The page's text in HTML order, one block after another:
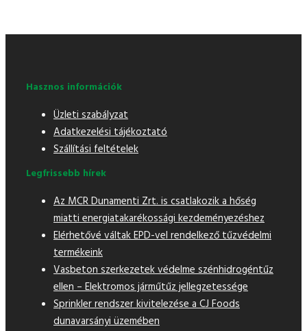
Hasznos információk
Üzleti szabályzat
Adatkezelési tájékoztató
Szállítási feltételek
Legfrissebb hírek
Az MCR Dunamenti Zrt. is csatlakozik a hőség
miatti energiatakarékossági kezdeményezéshez
Elérhetővé váltak EPD-vel rendelkező tűzvédelmi
termékeink
Vasbeton szerkezetek védelme szénhidrogéntűz
ellen – Elektromos járműtűz jellegzetessége
Sprinkler rendszer kivitelezése a CJ Foods
dunavarsányi üzemében